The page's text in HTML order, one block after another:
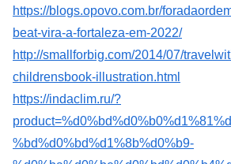
https://blogs.opovo.com.br/
beat-vira-a-fortaleza-em-2022/
http://smallforbig.com/2014/07/
childrensbook-illustration.html
https://indaclim.ru/?
%bd%d0%bd%d1%8b%d0%b9-